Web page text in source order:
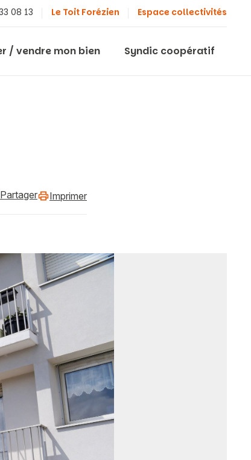
08 13 Le Toit Forézien Espace collectivités
/ vendre mon bien Syndic coopératif
Partager Imprimer